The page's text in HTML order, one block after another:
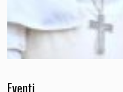
Eventi